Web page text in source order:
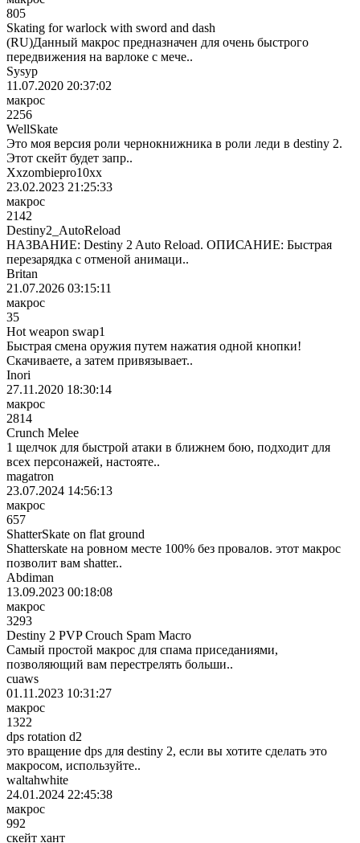
805
Skating for warlock with sword and dash
(RU)Данный макрос предназначен для очень быстрого
передвижения на варлоке с мече..
Sysyp
11.07.2020 20:37:02
макрос
2256
WellSkate
Это моя версия роли чернокнижника в роли леди в destiny 2.
Этот скейт будет запр..
Xxzombiepro10xx
23.02.2023 21:25:33
макрос
2142
Destiny2_AutoReload
НАЗВАНИЕ: Destiny 2 Auto Reload. ОПИСАНИЕ: Быстрая
перезарядка с отменой анимаци..
Britan
21.07.2026 03:15:11
макрос
35
Hot weapon swap1
Быстрая смена оружия путем нажатия одной кнопки!
Скачиваете, а затем привязывает..
Inori
27.11.2020 18:30:14
макрос
2814
Crunch Melee
1 щелчок для быстрой атаки в ближнем бою, подходит для
всех персонажей, настояте..
magatron
23.07.2024 14:56:13
макрос
657
ShatterSkate on flat ground
Shatterskate на ровном месте 100% без провалов. этот макрос
позволит вам shatter..
Abdiman
13.09.2023 00:18:08
макрос
3293
Destiny 2 PVP Crouch Spam Macro
Самый простой макрос для спама приседаниями,
позволяющий вам перестрелять больши..
cuaws
01.11.2023 10:31:27
макрос
1322
dps rotation d2
это вращение dps для destiny 2, если вы хотите сделать это
макросом, используйте..
waltahwhite
24.01.2024 22:45:38
макрос
992
скейт хант